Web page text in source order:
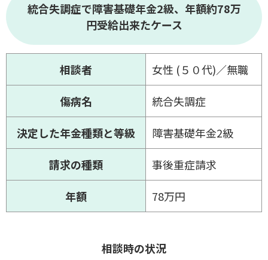
統合失調症で障害基礎年金2級、年額約78万
円受給出来たケース
相談者 女性 (５０代)／無職
傷病名 統合失調症
決定した年金種類と等級 障害基礎年金2級
請求の種類 事後重症請求
年額 78万円
相談時の状況